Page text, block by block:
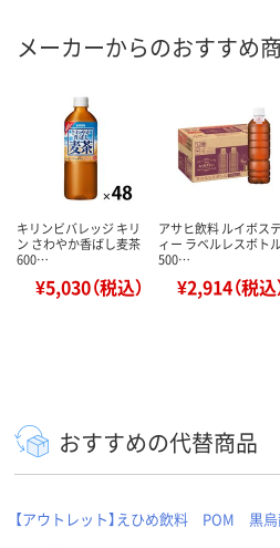
メーカーからのおすすめ
キリンビバレッジ キリ
ン さわやか香ばし麦茶
600…
¥5,030（税込）
アサヒ飲料 ルイボステ
ィー ラベルレスボト
500…
¥2,914（税込
おすすめの代替商品
【アウトレット】えひめ飲料 POM 黒